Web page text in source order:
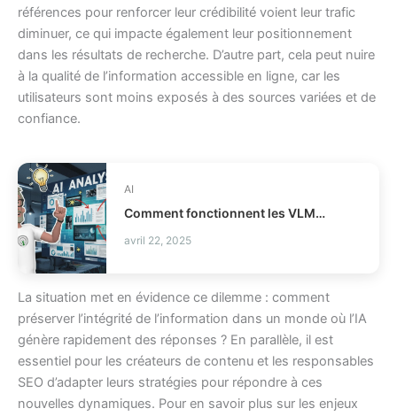
références pour renforcer leur crédibilité voient leur trafic
diminuer, ce qui impacte également leur positionnement
dans les résultats de recherche. D’autre part, cela peut nuire
à la qualité de l’information accessible en ligne, car les
utilisateurs sont moins exposés à des sources variées et de
confiance.
AI
Comment fonctionnent les VLMs modernes en IA ?
avril 22, 2025
La situation met en évidence ce dilemme : comment
préserver l’intégrité de l’information dans un monde où l’IA
génère rapidement des réponses ? En parallèle, il est
essentiel pour les créateurs de contenu et les responsables
SEO d’adapter leurs stratégies pour répondre à ces
nouvelles dynamiques. Pour en savoir plus sur les enjeux